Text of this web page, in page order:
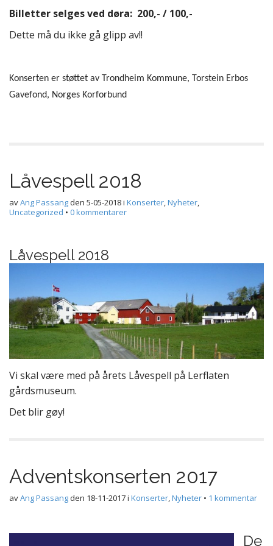
Billetter selges ved døra: 200,- / 100,-
Dette må du ikke gå glipp av!!
Konserten er støttet av Trondheim Kommune, Torstein Erbos
Gavefond, Norges Korforbund
Låvespell 2018
avAng Passangden 5-05-2018i Konserter,Nyheter,
Uncategorized • 0 kommentarer
Låvespell 2018
Vi skal være med på årets Låvespell på Lerflaten
gårdsmuseum.
Det blir gøy!
Adventskonserten 2017
avAng Passangden 18-11-2017i Konserter,Nyheter • 1 kommentar
De